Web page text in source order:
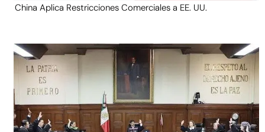
China Aplica Restricciones Comerciales a EE. UU.